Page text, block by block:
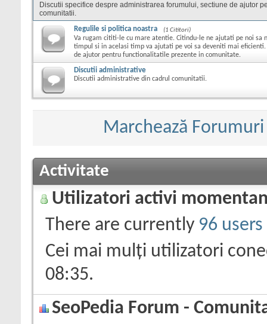
Discutii specifice despre administrarea forumului, sectiune de ajutor
comunitatii.
Regulile si politica noastra (1 Cititori)
Va rugam cititi-le cu mare atentie. Citindu-le ne ajutati pe noi sa
timpul si in acelasi timp va ajutati pe voi sa deveniti mai eficienti.
de ajutor pentru functionalitatile prezente in comunitate.
Discutii administrative
Discutii administrative din cadrul comunitatii.
Marchează
Activitate
Utilizatori activi
There are currently 96
Cei mai mulți utilizatori
08:35.
SeoPedia Forum -